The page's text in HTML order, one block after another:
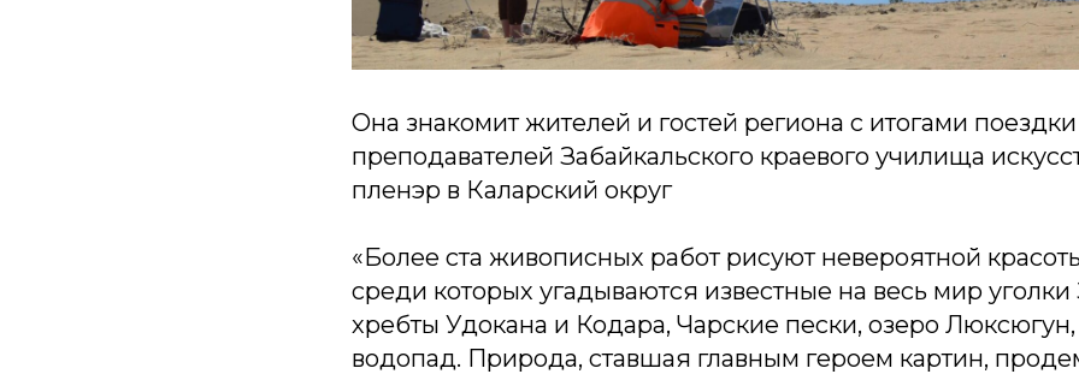
Она знакомит жителей и гостей региона с итогами
преподавателей Забайкальского краевого училища
пленэр в Каларский округ
«Более ста живописных работ рисуют невероятной
среди которых угадываются известные на весь мир уголки
хребты Удокана и Кодара, Чарские пески, озеро
водопад. Природа, ставшая главным героем картин,